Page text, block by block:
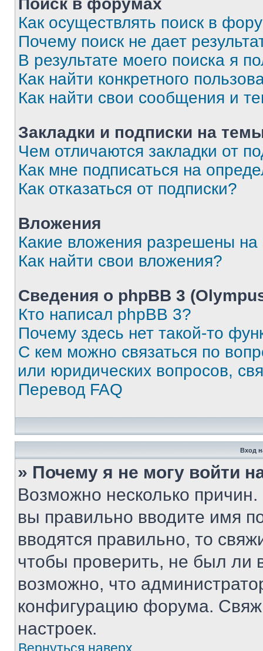
Поиск в форумах
Как осуществлять поиск в
Почему поиск не дает
В результате моего поиска я
Как найти конкретного
Как найти свои сообщения и
Закладки и подписки на
Чем отличаются закладки от
Как мне подписаться на
Как отказаться от подписки?
Вложения
Какие вложения разрешены
Как найти свои вложения?
Сведения о phpBB 3
Кто написал phpBB 3?
Почему здесь нет такой-то
С кем можно связаться по
или юридических вопросов,
Перевод FAQ
Вход
» Почему я не могу войти
Возможно несколько
вы правильно вводите имя
вводятся правильно, то
чтобы проверить, не был ли
возможно, что
конфигурацию форума.
настроек.